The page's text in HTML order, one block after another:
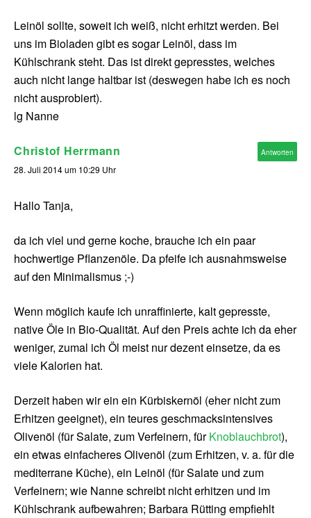
Leinöl sollte, soweit ich weiß, nicht erhitzt werden. Bei
uns im Bioladen gibt es sogar Leinöl, dass im
Kühlschrank steht. Das ist direkt gepresstes, welches
auch nicht lange haltbar ist (deswegen habe ich es noch
nicht ausprobiert).
lg Nanne
Christof Herrmann
28. Juli 2014 um 10:29 Uhr
Hallo Tanja,
da ich viel und gerne koche, brauche ich ein paar
hochwertige Pflanzenöle. Da pfeife ich ausnahmsweise
auf den Minimalismus ;-)
Wenn möglich kaufe ich unraffinierte, kalt gepresste,
native Öle in Bio-Qualität. Auf den Preis achte ich da eher
weniger, zumal ich Öl meist nur dezent einsetze, da es
viele Kalorien hat.
Derzeit haben wir ein ein Kürbiskernöl (eher nicht zum
Erhitzen geeignet), ein teures geschmacksintensives
Olivenöl (für Salate, zum Verfeinern, fürKnoblauchbrot),
ein etwas einfacheres Olivenöl (zum Erhitzen, v. a. für die
mediterrane Küche), ein Leinöl (für Salate und zum
Verfeinern; wie Nanne schreibt nicht erhitzen und im
Kühlschrank aufbewahren; Barbara Rütting empfiehlt
Antworten